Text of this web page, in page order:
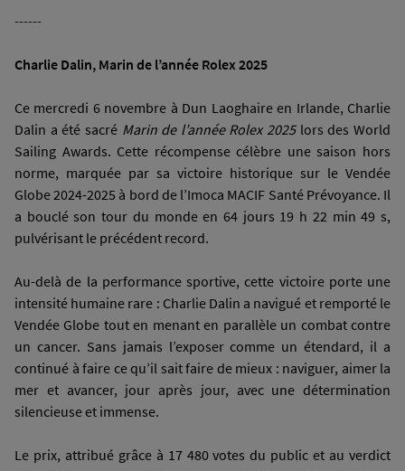
------
Charlie Dalin, Marin de l’année Rolex 2025
Ce mercredi 6 novembre à Dun Laoghaire en Irlande, Charlie
Dalin a été sacré Marin de l’année Rolex 2025lors des World
Sailing Awards. Cette récompense célèbre une saison hors
norme, marquée par sa victoire historique sur le Vendée
Globe 2024-2025 à bord de l’Imoca MACIF Santé Prévoyance. Il
a bouclé son tour du monde en 64 jours 19 h 22 min 49 s,
pulvérisant le précédent record.
Au-delà de la performance sportive, cette victoire porte une
intensité humaine rare : Charlie Dalin a navigué et remporté le
Vendée Globe tout en menant en parallèle un combat contre
un cancer. Sans jamais l’exposer comme un étendard, il a
continué à faire ce qu’il sait faire de mieux : naviguer, aimer la
mer et avancer, jour après jour, avec une détermination
silencieuse et immense.
Le prix, attribué grâce à 17 480 votes du public et au verdict